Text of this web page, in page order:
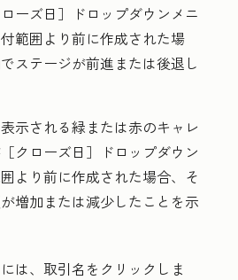
ーズ日］
ドロップダウンメニ
範囲より前に作成された場
ステージが前進または後退し
示される緑または赤のキャレ
クローズ日］
ドロップダウン
より前に作成された場合、そ
増加または減少したことを示
は、 取引名 をクリックしま